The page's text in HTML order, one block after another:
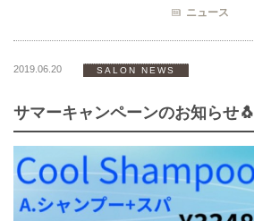
ニュース
2019.06.20 SALON NEWS
サマーキャンペーンのお知らせ🐧